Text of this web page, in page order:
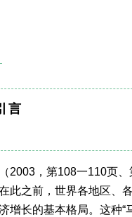
言
2003，第108一110页、
此之前，世界各地区、
增长的基本格局。这种